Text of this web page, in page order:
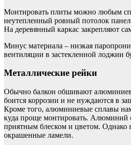
Монтировать плиты можно любым
неутепленный ровный потолок
На деревянный каркас закрепляют
Минус материала – низкая
вентиляции в застекленной лоджии
Металлические рейки
Обычно балкон обшивают
боится коррозии и не нуждаются в
Кроме того, алюминиевые сплавы
куда проще монтировать. Алюминий
приятным блеском и цветом. Однако
окрашенные ламели.